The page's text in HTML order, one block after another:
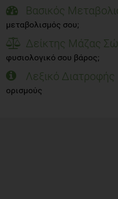
Βασικός
μεταβολισμός σου;
Δείκτης Μάζας
φυσιολογικό σου βάρος;
Λεξικό Διατροφής
ορισμούς